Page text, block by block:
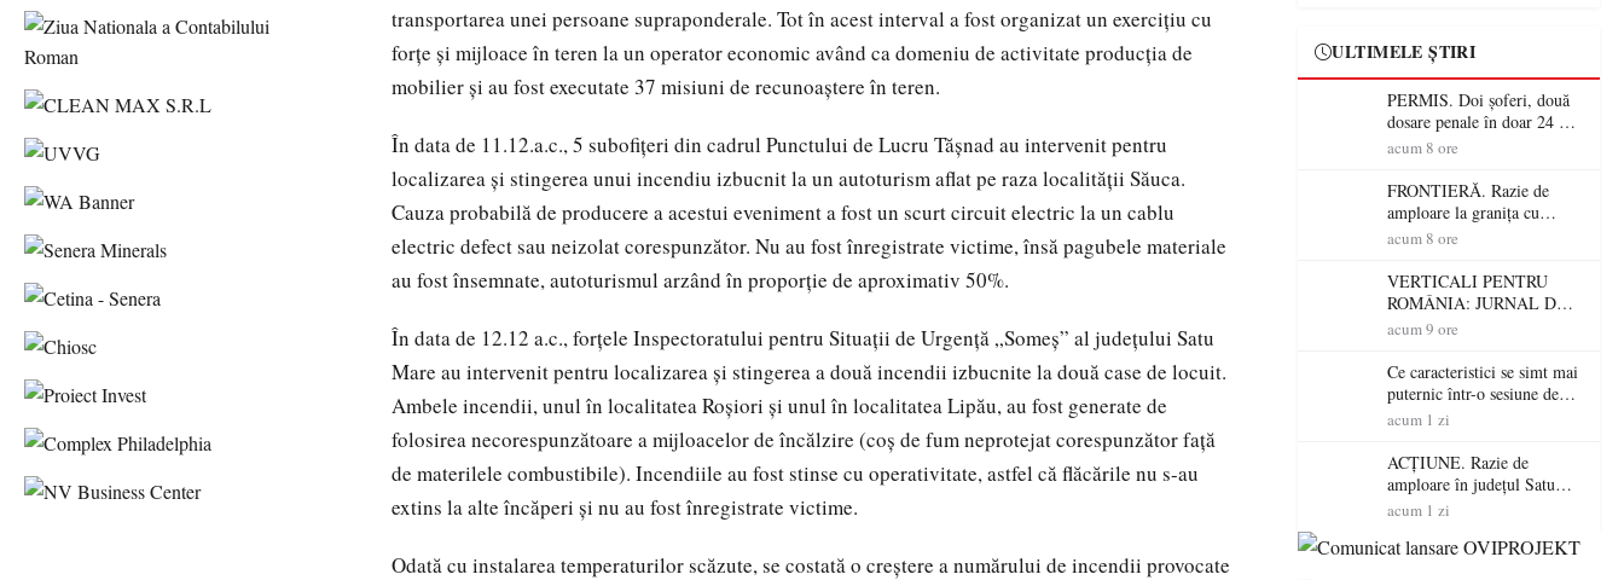
transportarea unei persoane supraponderale. Tot în acest interval a fost organizat un exerciţiu cu
forţe şi mijloace în teren la un operator economic având ca domeniu de activitate producţia de
mobilier şi au fost executate 37 misiuni de recunoaştere în teren.
În data de 11.12.a.c., 5 subofiţeri din cadrul Punctului de Lucru Tăşnad au intervenit pentru
localizarea şi stingerea unui incendiu izbucnit la un autoturism aflat pe raza localităţii Săuca.
Cauza probabilă de producere a acestui eveniment a fost un scurt circuit electric la un cablu
electric defect sau neizolat corespunzător. Nu au fost înregistrate victime, însă pagubele materiale
au fost însemnate, autoturismul arzând în proporţie de aproximativ 50%.
În data de 12.12 a.c., forţele Inspectoratului pentru Situaţii de Urgenţă „Someş” al judeţului Satu
Mare au intervenit pentru localizarea şi stingerea a două incendii izbucnite la două case de locuit.
Ambele incendii, unul în localitatea Roşiori şi unul în localitatea Lipău, au fost generate de
folosirea necorespunzătoare a mijloacelor de încălzire (coş de fum neprotejat corespunzător faţă
de materilele combustibile). Incendiile au fost stinse cu operativitate, astfel că flăcările nu s-au
extins la alte încăperi şi nu au fost înregistrate victime.
Odată cu instalarea temperaturilor scăzute, se costată o creştere a numărului de incendii provocate
ULTIMELE ȘTIRI
PERMIS. Doi șoferi, două
dosare penale în doar 24 de
ore la Petea! Unul avea
nu a avut niciodată permis
acum 8 ore
FRONTIERĂ. Razie de
amploare la granița cu
Ungaria! 800 de persoane și
verificate
acum 8 ore
VERTICALI PENTRU
ROMÂNIA: JURNAL DE
CĂLĂTORIE FIJET
acum 9 ore
Ce caracteristici se simt mai
puternic într-o sesiune de
distracție la sloturi online:
RTP?
acum 1 zi
ACȚIUNE. Razie de
amploare în județul Satu
Mare! Polițiștii au dat sute
șoferi fără permis într-o
acum 1 zi